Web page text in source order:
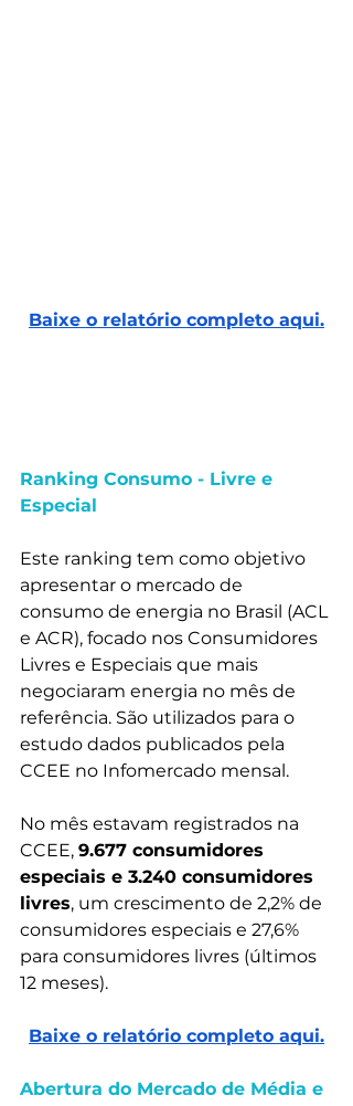
Baixe o relatório completo aqui.
Ranking Consumo - Livre e
Especial
Este ranking tem como objetivo
apresentar o mercado de
consumo de energia no Brasil (ACL
e ACR), focado nos Consumidores
Livres e Especiais que mais
negociaram energia no mês de
referência. São utilizados para o
estudo dados publicados pela
CCEE no Infomercado mensal.
No mês estavam registrados na
CCEE, 9.677 consumidores
especiais e 3.240 consumidores
livres, um crescimento de 2,2% de
consumidores especiais e 27,6%
para consumidores livres (últimos
12 meses).
Baixe o relatório completo aqui.
Abertura do Mercado de Média e